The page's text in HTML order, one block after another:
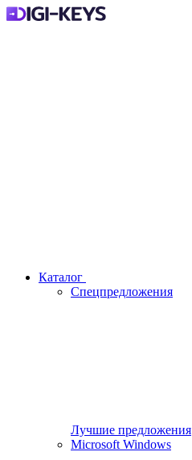
Каталог
Спецпредложения
Лучшие предложения
Microsoft Windows